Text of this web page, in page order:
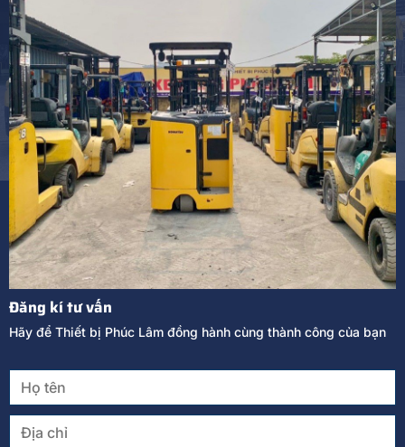
Đăng kí tư vấn
Hãy để Thiết bị Phúc Lâm đồng hành cùng thành công của bạn